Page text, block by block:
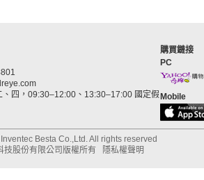
、四，09:30–12:00、13:30–17:00 國定假
購買鏈接
PC
Mobile
Besta Co.,Ltd. All rights reserved
技股份有限公司版權所有
隱私權聲明